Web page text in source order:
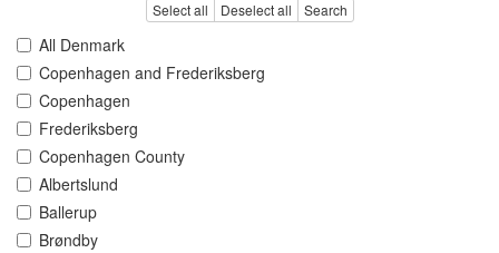
Select all Deselect all Search
All Denmark
Copenhagen and Frederiksberg
Copenhagen
Frederiksberg
Copenhagen County
Albertslund
Ballerup
Brøndby